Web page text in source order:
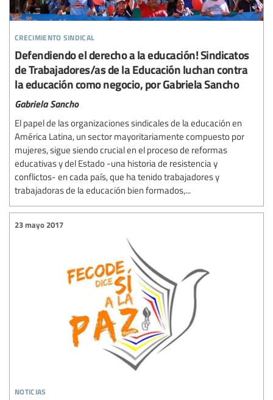
crecimiento sindical
Defendiendo el derecho a la educación! Sindicatos
de Trabajadores/as de la Educación luchan contra
la educación como negocio, por Gabriela Sancho
Gabriela Sancho
El papel de las organizaciones sindicales de la educación en
América Latina, un sector mayoritariamente compuesto por
mujeres, sigue siendo crucial en el proceso de reformas
educativas y del Estado -una historia de resistencia y
conflictos- en cada país, que ha tenido trabajadores y
trabajadoras de la educación bien formados,...
noticias
23 mayo 2017